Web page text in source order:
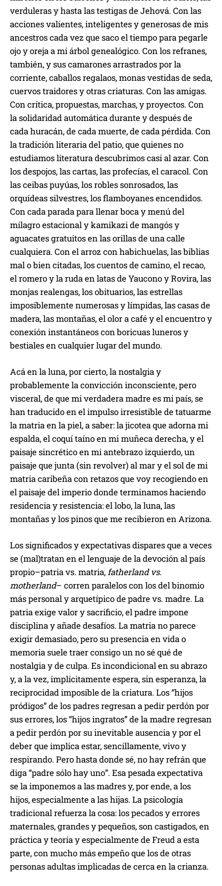
verduleras y hasta las testigas de Jehová. Con las
acciones valientes, inteligentes y generosas de mis
ancestros cada vez que saco el tiempo para pegarle
ojo y oreja a mi árbol genealógico. Con los refranes,
también, y sus camarones arrastrados por la
corriente, caballos regalaos, monas vestidas de seda,
cuervos traidores y otras criaturas. Con las amigas.
Con crítica, propuestas, marchas, y proyectos. Con
la solidaridad automática durante y después de
cada huracán, de cada muerte, de cada pérdida. Con
la tradición literaria del patio, que quienes no
estudiamos literatura descubrimos casi al azar. Con
los despojos, las cartas, las profecías, el caracol. Con
las ceibas puyúas, los robles sonrosados, las
orquídeas silvestres, los flamboyanes encendidos.
Con cada parada para llenar boca y menú del
milagro estacional y kamikazi de mangós y
aguacates gratuitos en las orillas de una calle
cualquiera. Con el arroz con habichuelas, las biblias
mal o bien citadas, los cuentos de camino, el recao,
el romero y la ruda en latas de Yaucono y Rovira, las
monjas realengas, los obituarios, las estrellas
imposiblemente numerosas y límpidas, las casas de
madera, las montañas, el olor a café y el encuentro y
conexión instantáneos con boricuas luneros y
bestiales en cualquier lugar del mundo.
Acá en la luna, por cierto, la nostalgia y
probablemente la convicción inconsciente, pero
visceral, de que mi verdadera madre es mi país, se
han traducido en el impulso irresistible de tatuarme
la matria en la piel, a saber: la jicotea que adorna mi
espalda, el coquí taíno en mi muñeca derecha, y el
paisaje sincrético en mi antebrazo izquierdo, un
paisaje que junta (sin revolver) al mar y el sol de mi
matria caribeña con retazos que voy recogiendo en
el paisaje del imperio donde terminamos haciendo
residencia y resistencia: el lobo, la luna, las
montañas y los pinos que me recibieron en Arizona.
Los significados y expectativas dispares que a veces
se (mal)tratan en el lenguaje de la devoción al país
propio–patria vs. matria,fatherland vs.
motherland– corren paralelos con los del binomio
más personal y arquetípico de padre vs. madre. La
patria exige valor y sacrificio, el padre impone
disciplina y añade desafíos. La matria no parece
exigir demasiado, pero su presencia en vida o
memoria suele traer consigo un no sé qué de
nostalgia y de culpa. Es incondicional en su abrazo
y, a la vez, implícitamente espera, sin esperanza, la
reciprocidad imposible de la criatura. Los “hijos
pródigos” de los padres regresan a pedir perdón por
sus errores, los “hijos ingratos” de la madre regresan
a pedir perdón por su inevitable ausencia y por el
deber que implica estar, sencillamente, vivo y
respirando. Pero hasta donde sé, no hay refrán que
diga “padre sólo hay uno”. Esa pesada expectativa
se la imponemos a las madres y, por ende, a los
hijos, especialmente a las hijas. La psicología
tradicional refuerza la cosa: los pecados y errores
maternales, grandes y pequeños, son castigados, en
práctica y teoría y especialmente de Freud a esta
parte, con mucho más empeño que los de otras
personas adultas implicadas de cerca en la crianza.